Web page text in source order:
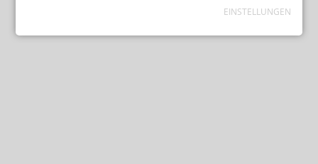
EINSTELLUNGEN